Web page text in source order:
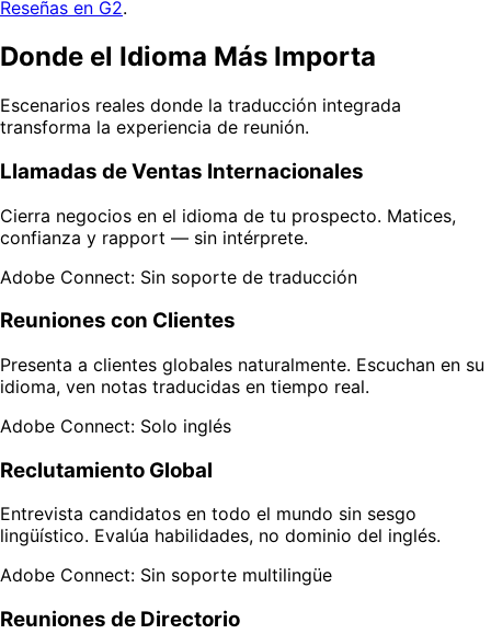
Reseñas en G2.
Donde el Idioma Más Importa
Escenarios reales donde la traducción integrada
transforma la experiencia de reunión.
Llamadas de Ventas Internacionales
Cierra negocios en el idioma de tu prospecto. Matices,
confianza y rapport — sin intérprete.
Adobe Connect: Sin soporte de traducción
Reuniones con Clientes
Presenta a clientes globales naturalmente. Escuchan en su
idioma, ven notas traducidas en tiempo real.
Adobe Connect: Solo inglés
Reclutamiento Global
Entrevista candidatos en todo el mundo sin sesgo
lingüístico. Evalúa habilidades, no dominio del inglés.
Adobe Connect: Sin soporte multilingüe
Reuniones de Directorio